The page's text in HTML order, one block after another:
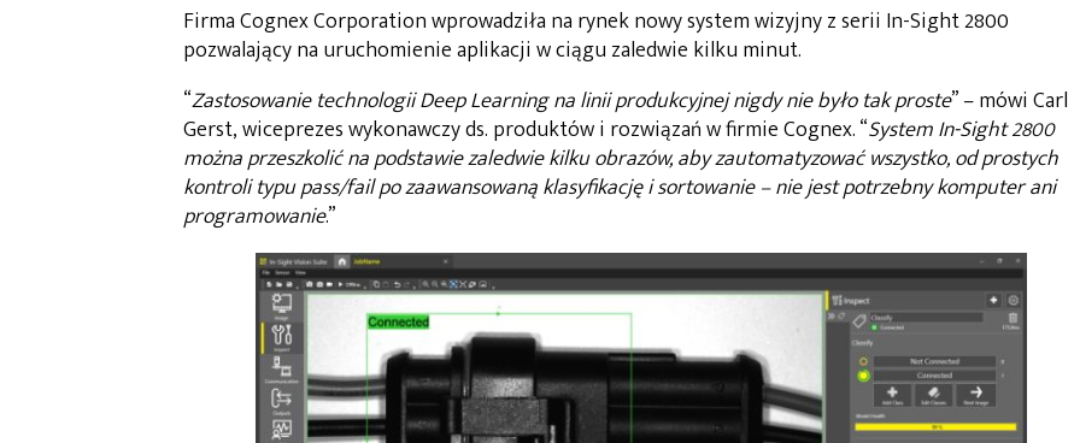
Firma Cognex Corporation wprowadziła na rynek nowy system wizyjny z serii In-Sight 2800
pozwalający na uruchomienie aplikacji w ciągu zaledwie kilku minut.
“Zastosowanie technologii Deep Learning na linii produkcyjnej nigdy nie było tak proste” – mówi Carl
Gerst, wiceprezes wykonawczy ds. produktów i rozwiązań w firmie Cognex. “System In-Sight 2800
można przeszkolić na podstawie zaledwie kilku obrazów, aby zautomatyzować wszystko, od prostych
kontroli typu pass/fail po zaawansowaną klasyfikację i sortowanie – nie jest potrzebny komputer ani
programowanie.”